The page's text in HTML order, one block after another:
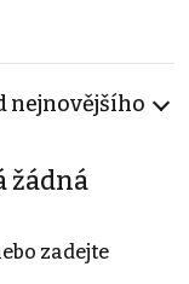
nejnovějšího
žádná
zadejte